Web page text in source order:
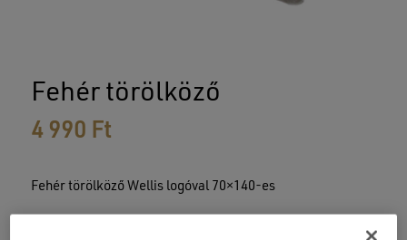
Fehér törölköző
4 990 Ft
Fehér törölköző Wellis logóval 70×140-es
E-mail